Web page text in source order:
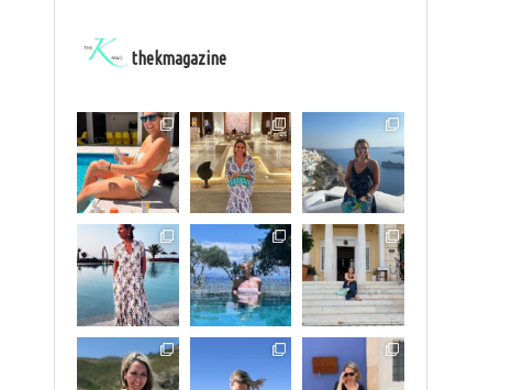
thekmagazine